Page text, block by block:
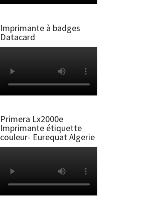
Imprimante à badges
Datacard
Primera Lx2000e
Imprimante étiquette
couleur- Eurequat Algerie